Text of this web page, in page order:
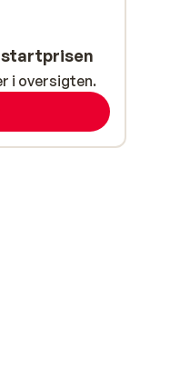
startprisen
i oversigten.